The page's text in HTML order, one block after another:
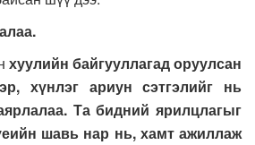
хуулийн байгууллагад оруулсан
хүнлэг ариун сэтгэлийг нь
Та бидний ярилцлагыг
шавь нар нь, хамт ажиллаж